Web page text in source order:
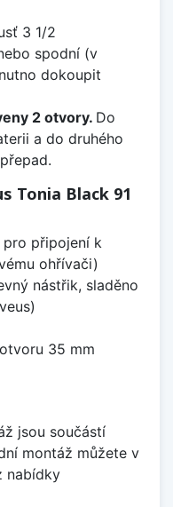
3 1/2
spodní (v
dokoupit
2 otvory. Do
a do druhého
Tonia Black 91
připojení k
ohřívači)
nástřik, sladěno
35 mm
jsou součástí
montáž můžete v
nabídky